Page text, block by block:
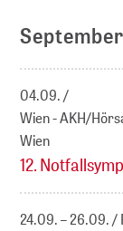
September
04.09.
Wien - AKH/
Wien
12.
24.09. – 26.09.